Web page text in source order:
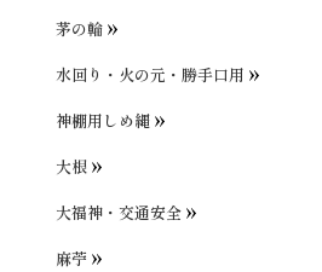
茅の輪
水回り・火の元・勝手口用
神棚用しめ縄
大根
大福神・交通安全
麻苧